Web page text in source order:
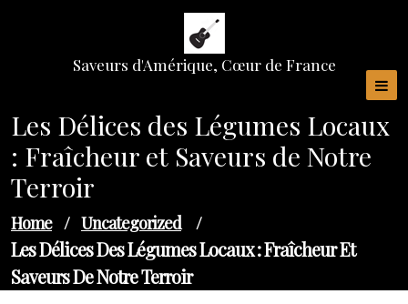
Saveurs d'Amérique, Cœur de France
Les Délices des Légumes Locaux
: Fraîcheur et Saveurs de Notre
Terroir
Home / Uncategorized /
Les Délices Des Légumes Locaux : Fraîcheur Et
Saveurs De Notre Terroir